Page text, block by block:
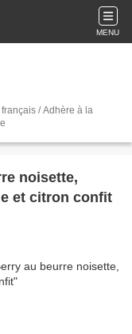
MENU
/ Adhère à la
noisette,
et citron confit